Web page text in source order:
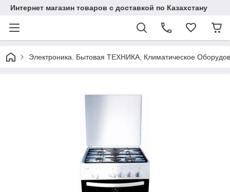
Интернет магазин товаров с доставкой по Казахстану
Электроника. Бытовая ТЕХНИКА, Климатическое